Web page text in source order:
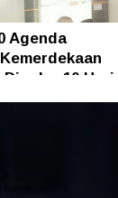
Agenda
Digelar 10 Hari